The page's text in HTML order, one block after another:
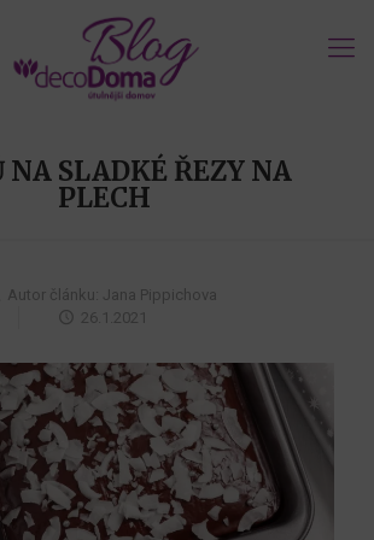
NA SLADKÉ ŘEZY NA
PLECH
Autor článku: Jana Pippichova
26.1.2021